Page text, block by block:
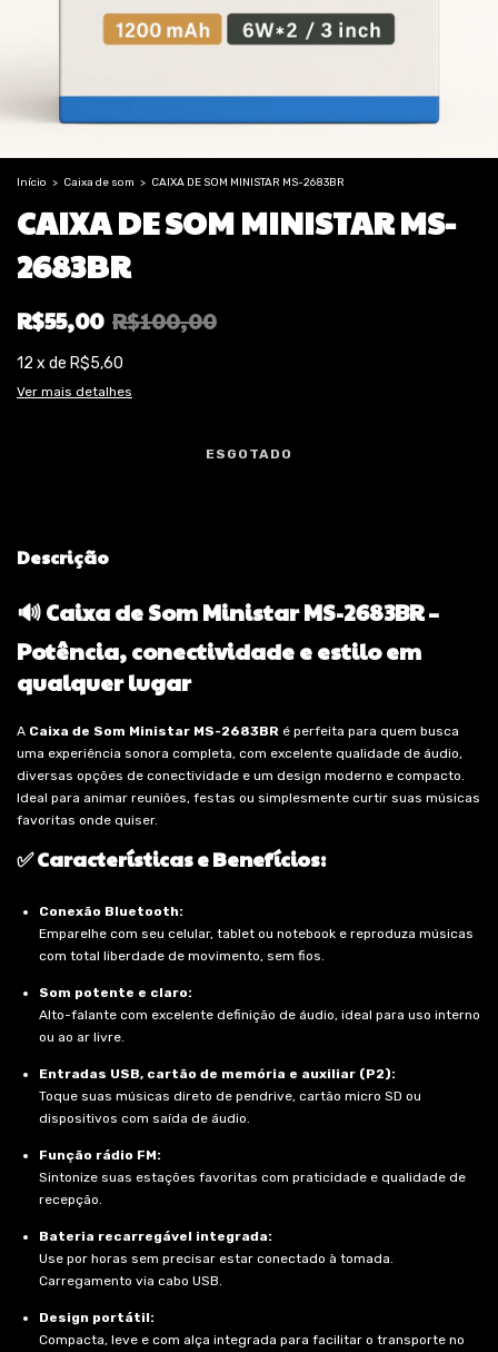
Início > Caixa de som > CAIXA DE SOM MINISTAR MS-2683BR
CAIXA DE SOM MINISTAR MS-
2683BR
R$55,00 R$100,00
12 x de R$5,60
Ver mais detalhes
Descrição
🔊 Caixa de Som Ministar MS-2683BR –
Potência, conectividade e estilo em
qualquer lugar
A Caixa de Som Ministar MS-2683BR é perfeita para quem busca
uma experiência sonora completa, com excelente qualidade de áudio,
diversas opções de conectividade e um design moderno e compacto.
Ideal para animar reuniões, festas ou simplesmente curtir suas músicas
favoritas onde quiser.
✅ Características e Benefícios:
Conexão Bluetooth:
Emparelhe com seu celular, tablet ou notebook e reproduza músicas
com total liberdade de movimento, sem fios.
Som potente e claro:
Alto-falante com excelente definição de áudio, ideal para uso interno
ou ao ar livre.
Entradas USB, cartão de memória e auxiliar (P2):
Toque suas músicas direto de pendrive, cartão micro SD ou
dispositivos com saída de áudio.
Função rádio FM:
Sintonize suas estações favoritas com praticidade e qualidade de
recepção.
Bateria recarregável integrada:
Use por horas sem precisar estar conectado à tomada.
Carregamento via cabo USB.
Design portátil:
Compacta, leve e com alça integrada para facilitar o transporte no